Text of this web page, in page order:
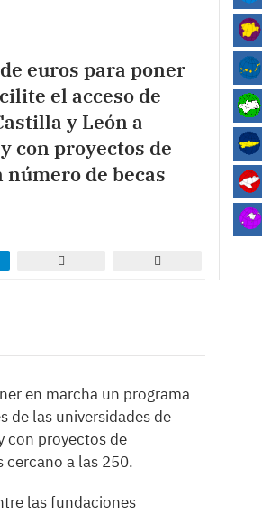
euros para poner
el acceso de
y León a
con proyectos de
de becas
en marcha un programa
de las universidades de
con proyectos de
cercano a las 250.
las fundaciones